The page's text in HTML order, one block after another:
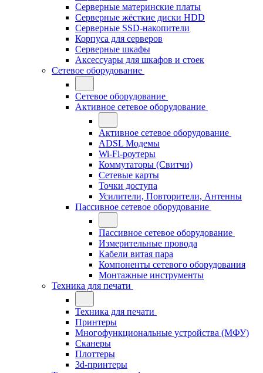
Серверные материнские платы
Серверные жёсткие диски HDD
Серверные SSD-накопители
Корпуса для серверов
Серверные шкафы
Аксессуары для шкафов и стоек
Сетевое оборудование
Сетевое оборудование
Активное сетевое оборудование
Активное сетевое оборудование
ADSL Модемы
Wi-Fi-роутеры
Коммутаторы (Свитчи)
Сетевые карты
Точки доступа
Усилители, Повторители, Антенны
Пассивное сетевое оборудование
Пассивное сетевое оборудование
Измерительные провода
Кабели витая пара
Компоненты сетевого оборудования
Монтажные инструменты
Техника для печати
Техника для печати
Принтеры
Многофункциональные устройства (МФУ)
Сканеры
Плоттеры
3d-принтеры